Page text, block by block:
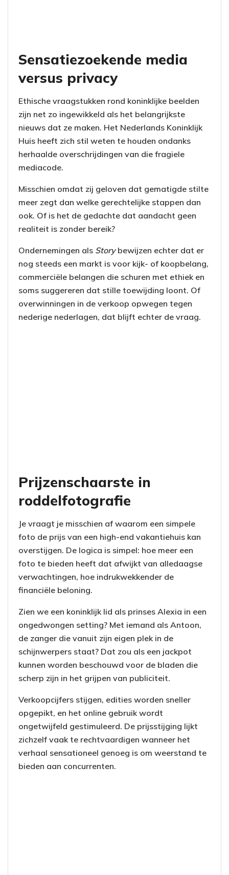
Sensatiezoekende media
versus privacy
Ethische vraagstukken rond koninklijke beelden
zijn net zo ingewikkeld als het belangrijkste
nieuws dat ze maken. Het Nederlands Koninklijk
Huis heeft zich stil weten te houden ondanks
herhaalde overschrijdingen van die fragiele
mediacode.
Misschien omdat zij geloven dat gematigde stilte
meer zegt dan welke gerechtelijke stappen dan
ook. Of is het de gedachte dat aandacht geen
realiteit is zonder bereik?
Ondernemingen als Storybewijzen echter dat er
nog steeds een markt is voor kijk- of koopbelang,
commerciële belangen die schuren met ethiek en
soms suggereren dat stille toewijding loont. Of
overwinningen in de verkoop opwegen tegen
nederige nederlagen, dat blijft echter de vraag.
Prijzenschaarste in
roddelfotografie
Je vraagt je misschien af waarom een simpele
foto de prijs van een high-end vakantiehuis kan
overstijgen. De logica is simpel: hoe meer een
foto te bieden heeft dat afwijkt van alledaagse
verwachtingen, hoe indrukwekkender de
financiële beloning.
Zien we een koninklijk lid als prinses Alexia in een
ongedwongen setting? Met iemand als Antoon,
de zanger die vanuit zijn eigen plek in de
schijnwerpers staat? Dat zou als een jackpot
kunnen worden beschouwd voor de bladen die
scherp zijn in het grijpen van publiciteit.
Verkoopcijfers stijgen, edities worden sneller
opgepikt, en het online gebruik wordt
ongetwijfeld gestimuleerd. De prijsstijging lijkt
zichzelf vaak te rechtvaardigen wanneer het
verhaal sensationeel genoeg is om weerstand te
bieden aan concurrenten.